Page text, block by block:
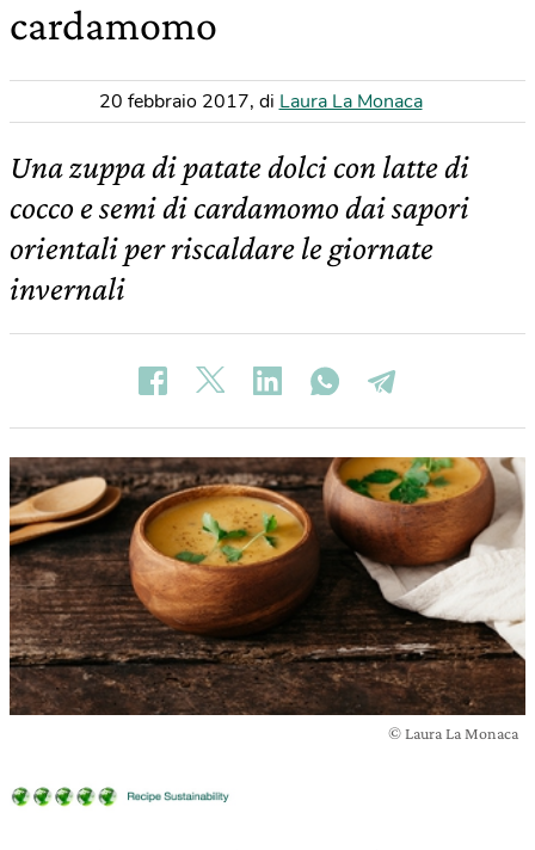
cardamomo
20 febbraio 2017, di Laura La Monaca
Una zuppa di patate dolci con latte di
cocco e semi di cardamomo dai sapori
orientali per riscaldare le giornate
invernali
© Laura La Monaca